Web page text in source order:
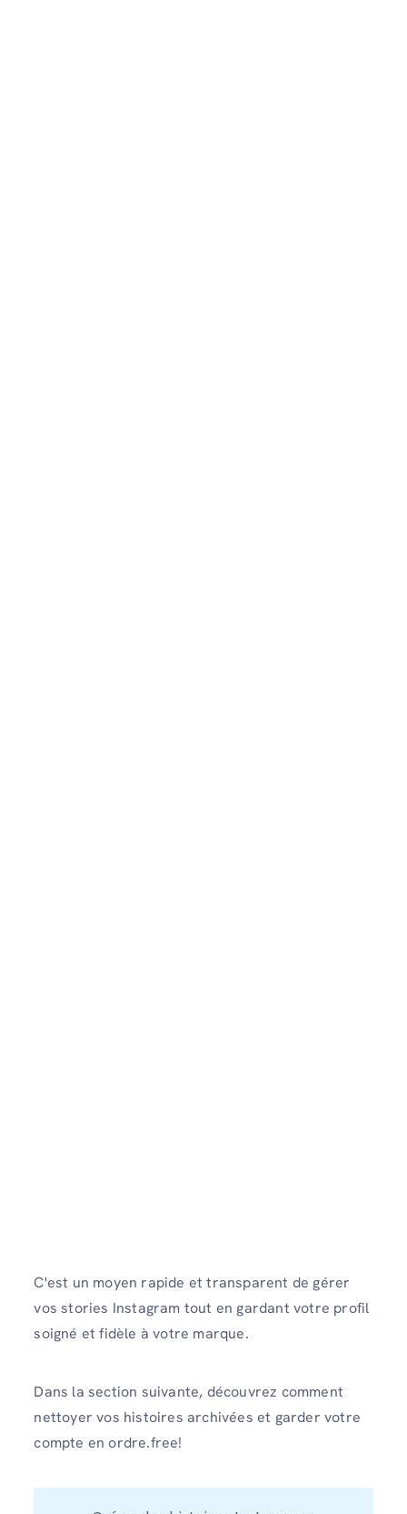
C'est un moyen rapide et transparent de gérer
vos stories Instagram tout en gardant votre profil
soigné et fidèle à votre marque.
Dans la section suivante, découvrez comment
nettoyer vos histoires archivées et garder votre
compte en ordre.free!